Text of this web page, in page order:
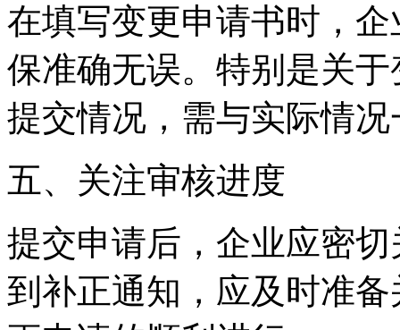
在填写变更申请书时，
保准确无误。特别是关
提交情况，需与实际情况
五、关注审核进度
提交申请后，企业应密
到补正通知，应及时准